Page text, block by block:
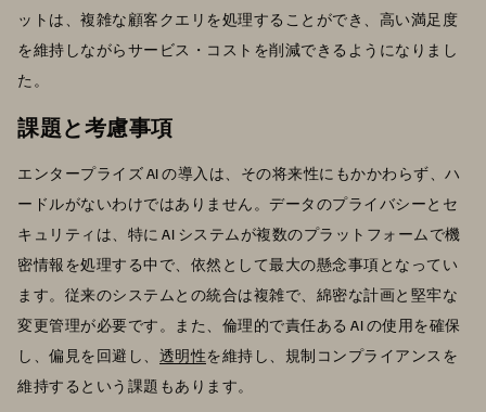
ットは、複雑な顧客クエリを処理することができ、高い満足度
を維持しながらサービス・コストを削減できるようになりまし
た。
課題と考慮事項
エンタープライズ AI の導入は、その将来性にもかかわらず、ハ
ードルがないわけではありません。データのプライバシーとセ
キュリティは、特に AI システムが複数のプラットフォームで機
密情報を処理する中で、依然として最大の懸念事項となってい
ます。従来のシステムとの統合は複雑で、綿密な計画と堅牢な
変更管理が必要です。また、倫理的で責任ある AI の使用を確保
し、偏見を回避し、 透明性を維持し、規制コンプライアンスを
維持するという課題もあります。